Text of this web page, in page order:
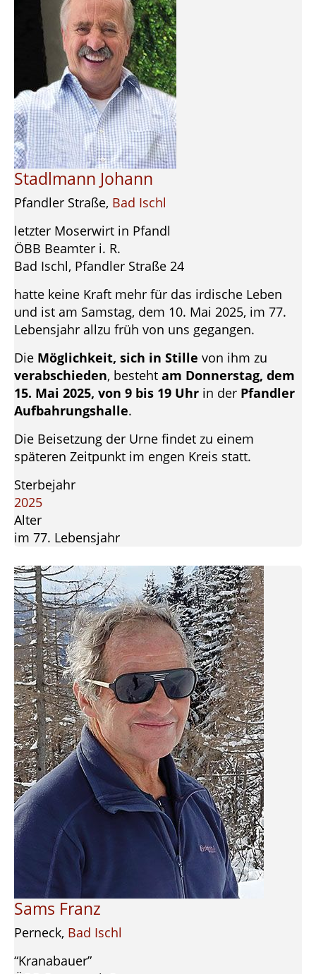
Stadlmann Johann
Pfandler Straße, Bad Ischl
letzter Moserwirt in Pfandl
ÖBB Beamter i. R.
Bad Ischl, Pfandler Straße 24
hatte keine Kraft mehr für das irdische Leben
und ist am Samstag, dem 10. Mai 2025, im 77.
Lebensjahr allzu früh von uns gegangen.
Die Möglichkeit, sich in Stille von ihm zu
verabschieden, besteht am Donnerstag, dem
15. Mai 2025, von 9 bis 19 Uhr in der Pfandler
Aufbahrungshalle.
Die Beisetzung der Urne findet zu einem
späteren Zeitpunkt im engen Kreis statt.
Sterbejahr
2025
Alter
im 77. Lebensjahr
Sams Franz
Perneck, Bad Ischl
“Kranabauer”